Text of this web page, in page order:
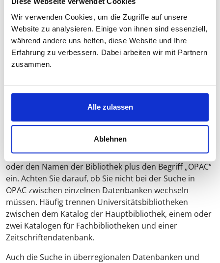
Wir verwenden Cookies, um die Zugriffe auf unsere
Website zu analysieren. Einige von ihnen sind essenziell,
während andere uns helfen, diese Website und Ihre
Erfahrung zu verbessern. Dabei arbeiten wir mit Partnern
zusammen.
Alle zulassen
Ablehnen
Sie bei Ihrer Literatursuche Synonyme, Ober- und
Unterbegriffe oder orientieren Sie sich an
Schlagworten, die Sie in den Titeln von Monographien
und Aufsätzen gefunden haben.
Beispiel für Online-Bibliothekskataloge
https://kxp.k10plus.de/(Online-Katalog der
wissenschaftlichen Hamburger Bibliotheken)
Die Online-Zugänge der Bibliotheken Ihrer Region
finden Sie auch über Google. Geben den Namen der Uni
oder den Namen der Bibliothek plus den Begriff „OPAC“
ein. Achten Sie darauf, ob Sie nicht bei der Suche in
OPAC zwischen einzelnen Datenbanken wechseln
müssen. Häufig trennen Universitätsbibliotheken
zwischen dem Katalog der Hauptbibliothek, einem oder
zwei Katalogen für Fachbibliotheken und einer
Zeitschriftendatenbank.
Auch die Suche in überregionalen Datenbanken und